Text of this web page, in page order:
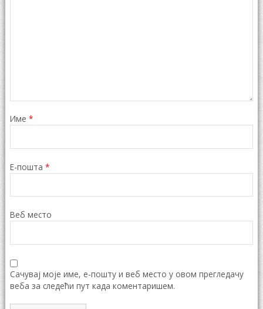
Име *
Е-пошта *
Веб место
Сачувај моје име, е-пошту и веб место у овом прегледачу
веба за следећи пут када коментаришем.